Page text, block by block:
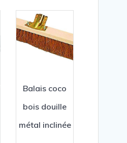
Balais coco
bois douille
métal inclinée